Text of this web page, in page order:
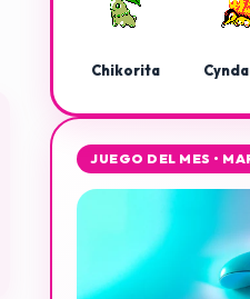
Chikorita
JUEGO DEL MES •